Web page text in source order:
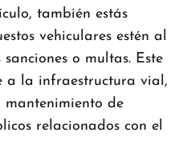
también estás
vehiculares estén al
o multas. Este
a la infraestructura vial,
mantenimiento de
relacionados con el